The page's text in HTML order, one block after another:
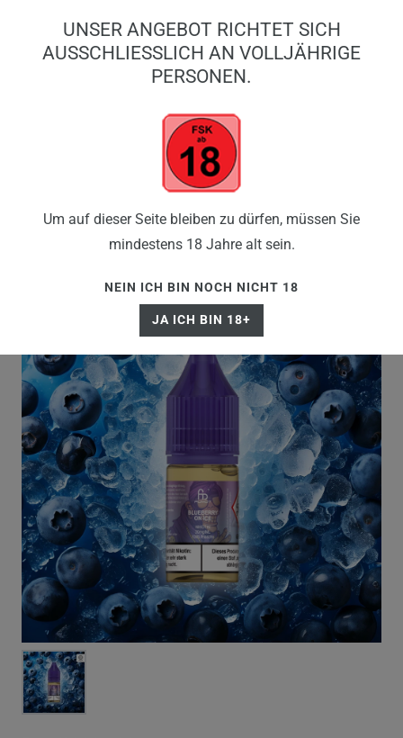
0
0,00 EUR
UNSER ANGEBOT RICHTET SICH
AUSSCHLIESSLICH AN VOLLJÄHRIGE P
ERSONEN.
Um auf dieser Seite bleiben zu dürfen, müssen Sie
mindestens 18 Jahre alt sein.
NEIN ICH BIN NOCH NICHT 18
JA ICH BIN 18+